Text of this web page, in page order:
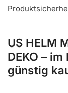
US HELM
DEKO –
günstig